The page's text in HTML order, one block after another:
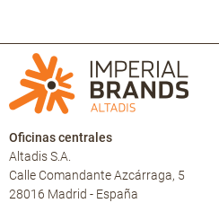
Oficinas centrales
Altadis S.A.
Calle Comandante Azcárraga, 5
28016 Madrid - España